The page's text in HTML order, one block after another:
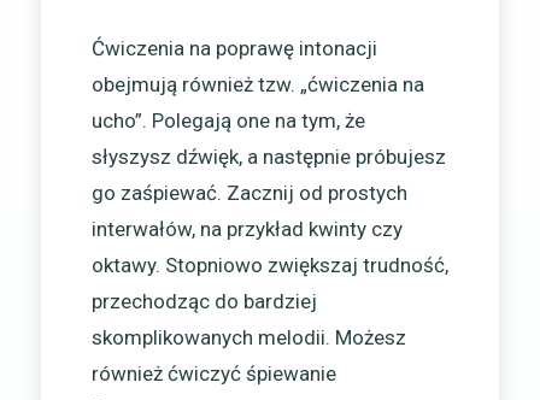
Ćwiczenia na poprawę intonacji
obejmują również tzw. „ćwiczenia na
ucho”. Polegają one na tym, że
słyszysz dźwięk, a następnie próbujesz
go zaśpiewać. Zacznij od prostych
interwałów, na przykład kwinty czy
oktawy. Stopniowo zwiększaj trudność,
przechodząc do bardziej
skomplikowanych melodii. Możesz
również ćwiczyć śpiewanie